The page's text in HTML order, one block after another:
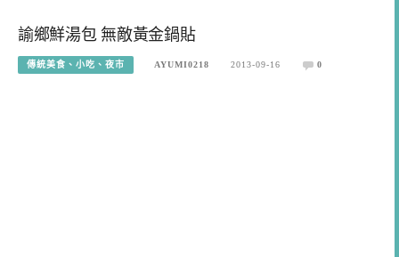
諭鄉鮮湯包 無敵黃金鍋貼
傳統美食、小吃、夜市 AYUMI0218 2013-09-16 0